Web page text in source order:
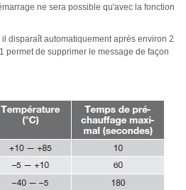
ne sera possible qu'avec la fonction
disparaît automatiquement après environ 2
permet de supprimer le message de façon